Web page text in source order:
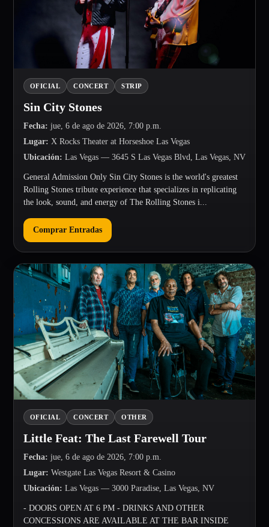
OFICIAL CONCERT STRIP
Sin City Stones
Fecha: jue, 6 de ago de 2026, 7:00 p.m.
Lugar: X Rocks Theater at Horseshoe Las Vegas
Ubicación: Las Vegas — 3645 S Las Vegas Blvd, Las Vegas, NV
General Admission Only Sin City Stones is the world's greatest
Rolling Stones tribute experience that specializes in replicating
the look, sound, and energy of The Rolling Stones i...
Comprar Entradas
OFICIAL CONCERT OTHER
Little Feat: The Last Farewell Tour
Fecha: jue, 6 de ago de 2026, 7:00 p.m.
Lugar: Westgate Las Vegas Resort & Casino
Ubicación: Las Vegas — 3000 Paradise, Las Vegas, NV
- DOORS OPEN AT 6 PM - DRINKS AND OTHER
CONCESSIONS ARE AVAILABLE AT THE BAR INSIDE